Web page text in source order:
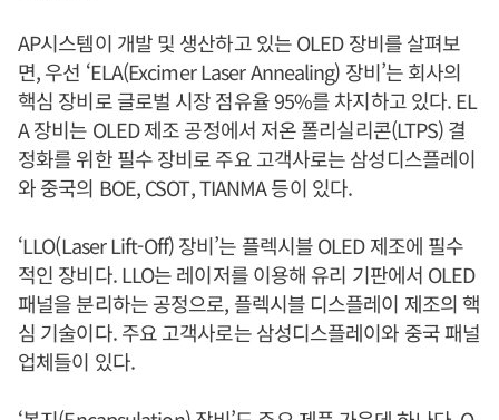
AP시스템이 개발 및 생산하고 있는 OLED 장비를 살펴보
면, 우선 ‘ELA(Excimer Laser Annealing) 장비’는 회사의
핵심 장비로 글로벌 시장 점유율 95%를 차지하고 있다. EL
A 장비는 OLED 제조 공정에서 저온 폴리실리콘(LTPS) 결
정화를 위한 필수 장비로 주요 고객사로는 삼성디스플레이
와 중국의 BOE, CSOT, TIANMA 등이 있다.
‘LLO(Laser Lift-Off) 장비’는 플렉시블 OLED 제조에 필수
적인 장비다. LLO는 레이저를 이용해 유리 기판에서 OLED
패널을 분리하는 공정으로, 플렉시블 디스플레이 제조의 핵
심 기술이다. 주요 고객사로는 삼성디스플레이와 중국 패널
업체들이 있다.